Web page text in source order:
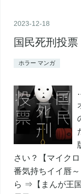
2023-12-18
国民死刑投
ホラー マンガ
さい？【マイク
番気持ちイイ唇
ら ⇒【まんが王